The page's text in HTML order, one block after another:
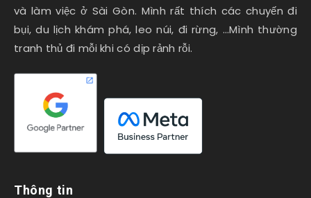
và làm việc ở Sài Gòn. Mình rất thích các chuyến đi
bụi, du lịch khám phá, leo núi, đi rừng, …Mình thường
tranh thủ đi mỗi khi có dịp rảnh rỗi.
Thông tin